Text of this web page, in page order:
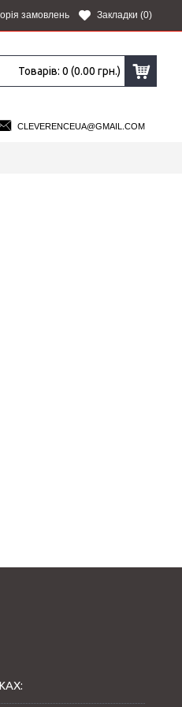
замовлень Закладки (0)
Товарів: 0 (0.00 грн.)
CLEVERENCEUA@GMAIL.COM